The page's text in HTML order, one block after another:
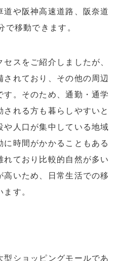
や阪神高速道路、阪奈道
で移動できます。
スをご紹介しましたが、
れており、その他の周辺
。そのため、通勤・通学
れる方も暮らしやすいと
人口が集中している地域
時間がかかることもある
れており比較的自然が多い
いため、日常生活での移
す。
ショッピングモールであ